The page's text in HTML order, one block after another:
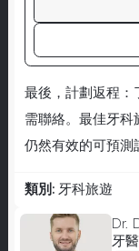
最後，計劃返程：
需聯絡。最佳牙
仍然有效的可預測
類別: 牙科旅遊
Dr.
牙醫